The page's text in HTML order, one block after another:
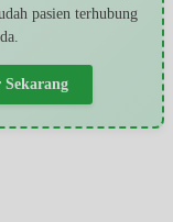
pasien terhubung